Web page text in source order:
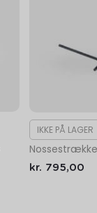
IKKE PÅ LAGER
kr. 795,00